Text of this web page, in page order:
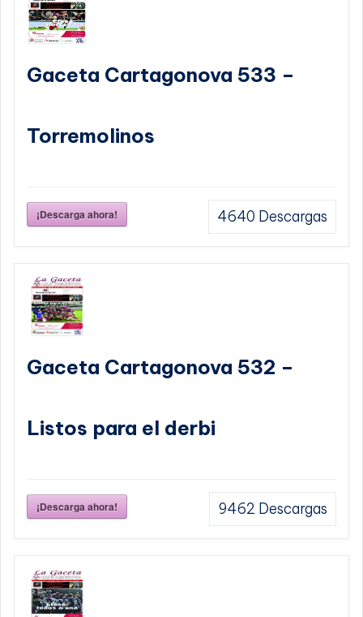
Gaceta Cartagonova 533 –
Torremolinos
¡Descarga ahora! 4640 Descargas
Gaceta Cartagonova 532 –
Listos para el derbi
¡Descarga ahora! 9462 Descargas